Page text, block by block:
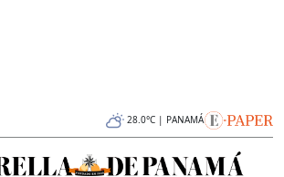
28.0°C | PANAMÁ